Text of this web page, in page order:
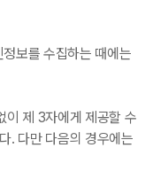
보를 수집하는 때에는
이 제 3자에게 제공할 수
. 다만 다음의 경우에는